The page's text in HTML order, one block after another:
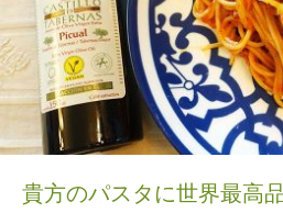
貴方のパスタに世界最高